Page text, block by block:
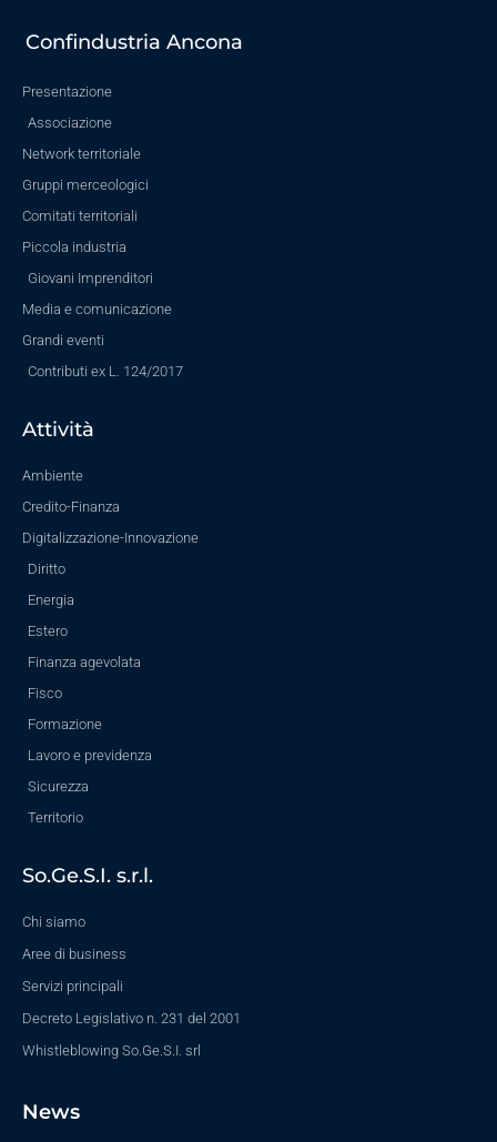
Confindustria Ancona
Presentazione
Associazione
Network territoriale
Gruppi merceologici
Comitati territoriali
Piccola industria
Giovani Imprenditori
Media e comunicazione
Grandi eventi
Contributi ex L. 124/2017
Attività
Ambiente
Credito-Finanza
Digitalizzazione-Innovazione
Diritto
Energia
Estero
Finanza agevolata
Fisco
Formazione
Lavoro e previdenza
Sicurezza
Territorio
So.Ge.S.I. s.r.l.
Chi siamo
Aree di business
Servizi principali
Decreto Legislativo n. 231 del 2001
Whistleblowing So.Ge.S.I. srl
News